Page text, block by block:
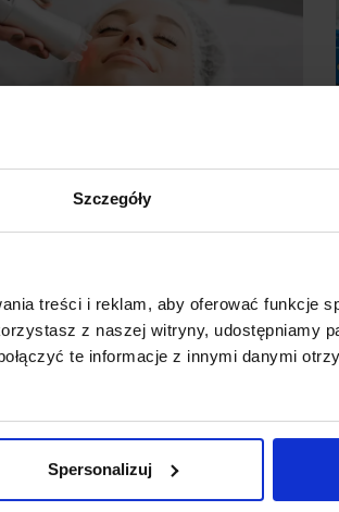
Szczegóły
treści i reklam, aby oferować funkcje
z naszej witryny, udostępniamy
te informacje z innymi danymi
Spersonalizuj